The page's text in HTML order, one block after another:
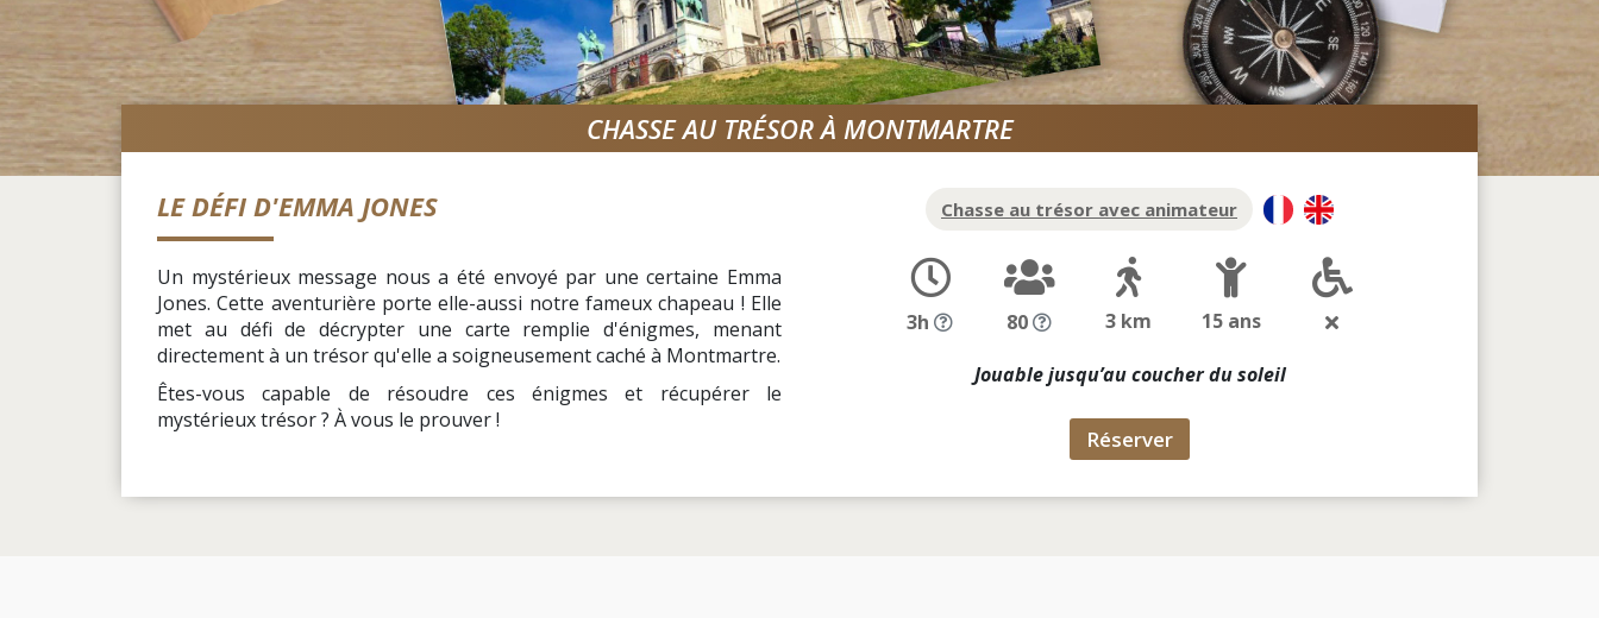
CHASSE AU TRÉSOR À MONTMARTRE
LE DÉFI D'EMMA JONES
Un mystérieux message nous a été envoyé par une certaine Emma
Jones. Cette aventurière porte elle-aussi notre fameux chapeau ! Elle
met au défi de décrypter une carte remplie d'énigmes, menant
directement à un trésor qu'elle a soigneusement caché à Montmartre.
Êtes-vous capable de résoudre ces énigmes et récupérer le
mystérieux trésor ? À vous le prouver !
Chasse au trésor avec animateur
3h 80 3 km 15 ans
Jouable jusqu’au coucher du soleil
Réserver